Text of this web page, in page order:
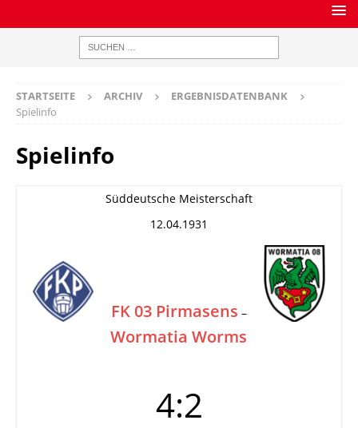
STARTSEITE ARCHIV
ERGEBNISDATENBANK
Spielinfo
Spielinfo
Süddeutsche Meisterschaft
12.04.1931
FK 03 Pirmasens –
Wormatia Worms
4:2